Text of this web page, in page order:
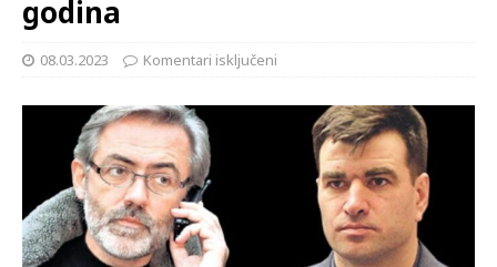
godina
08.03.2023 Komentari isključeni